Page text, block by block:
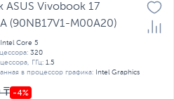
ASUS Vivobook 17
(90NB17V1-M00A20)
Intel Core 5
320
ГГц: 1.5
в процессор графика: Intel Graphics
₸